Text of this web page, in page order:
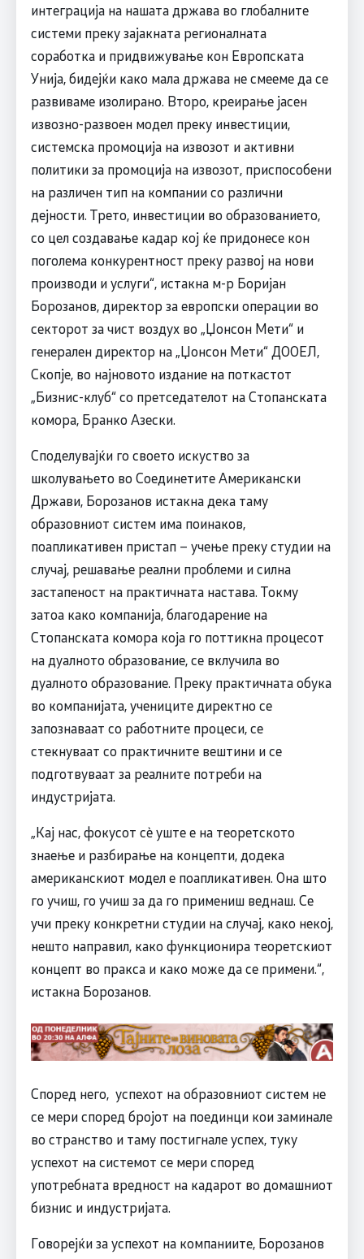
интеграција на нашата држава во глобалните
системи преку зајакната регионалната
соработка и придвижување кон Европската
Унија, бидејќи како мала држава не смееме да се
развиваме изолирано. Второ, креирање јасен
извозно-развоен модел преку инвестиции,
системска промоција на извозот и активни
политики за промоција на извозот, приспособени
на различен тип на компании со различни
дејности. Трето, инвестиции во образованието,
со цел создавање кадар кој ќе придонесе кон
поголема конкурентност преку развој на нови
производи и услуги“, истакна м-р Боријан
Борозанов, директор за европски операции во
секторот за чист воздух во „Џонсон Мети“ и
генерален директор на „Џонсон Мети“ ДООЕЛ,
Скопје, во најновото издание на поткастот
„Бизнис-клуб“ со претседателот на Стопанската
комора, Бранко Азески.
Споделувајќи го своето искуство за
школувањето во Соединетите Американски
Држави, Борозанов истакна дека таму
образовниот систем има поинаков,
поапликативен пристап – учење преку студии на
случај, решавање реални проблеми и силна
застапеност на практичната настава. Токму
затоа како компанија, благодарение на
Стопанската комора која го поттикна процесот
на дуалното образование, се вклучила во
дуалното образование. Преку практичната обука
во компанијата, учениците директно се
запознаваат со работните процеси, се
стекнуваат со практичните вештини и се
подготвуваат за реалните потреби на
индустријата.
„Кај нас, фокусот сè уште е на теоретското
знаење и разбирање на концепти, додека
американскиот модел е поапликативен. Она што
го учиш, го учиш за да го примениш веднаш. Се
учи преку конкретни студии на случај, како некој,
нешто направил, како функционира теоретскиот
концепт во пракса и како може да се примени.“,
истакна Борозанов.
Според него, успехот на образовниот систем не
се мери според бројот на поединци кои заминале
во странство и таму постигнале успех, туку
успехот на системот се мери според
употребната вредност на кадарот во домашниот
бизнис и индустријата.
Говорејќи за успехот на компаниите, Борозанов